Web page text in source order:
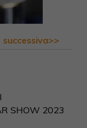
successiva>>
SHOW 2023